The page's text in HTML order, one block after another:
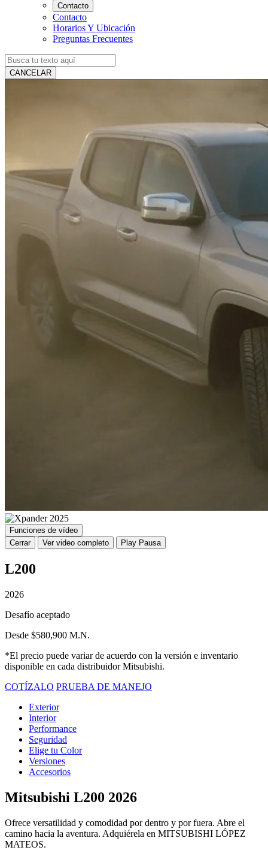
Contacto
Contacto
Horarios Y Ubicación
Preguntas Frecuentes
CANCELAR
Funciones de vídeo
Cerrar
Ver video completo Play Pausa
L200
2026
Desafío aceptado
Desde $580,900 M.N.
*El precio puede variar de acuerdo con la versión e inventario
disponible en cada distribuidor Mitsubishi.
COTÍZALO PRUEBA DE MANEJO
Exterior
Interior
Performance
Seguridad
Elige tu Color
Versiones
Accesorios
Mitsubishi L200 2026
Ofrece versatilidad y comodidad por dentro y por fuera. Abre el
camino hacia la aventura. Adquiérela en MITSUBISHI LÓPEZ
MATEOS.